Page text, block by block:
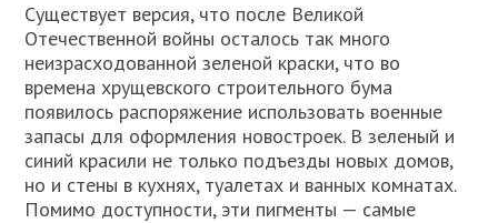
Существует версия, что после Великой
Отечественной войны осталось так много
неизрасходованной зеленой краски, что во
времена хрущевского строительного бума
появилось распоряжение использовать военные
запасы для оформления новостроек. В зеленый и
синий красили не только подъезды новых домов,
но и стены в кухнях, туалетах и ванных комнатах.
Помимо доступности, эти пигменты — самые